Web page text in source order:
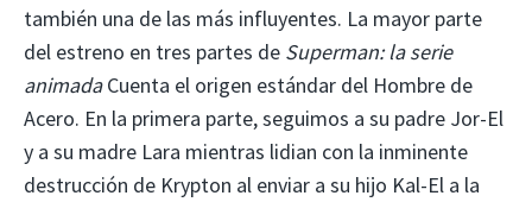
también una de las más influyentes. La mayor parte
del estreno en tres partes de Superman: la serie
animadaCuenta el origen estándar del Hombre de
Acero. En la primera parte, seguimos a su padre Jor-El
y a su madre Lara mientras lidian con la inminente
destrucción de Krypton al enviar a su hijo Kal-El a la